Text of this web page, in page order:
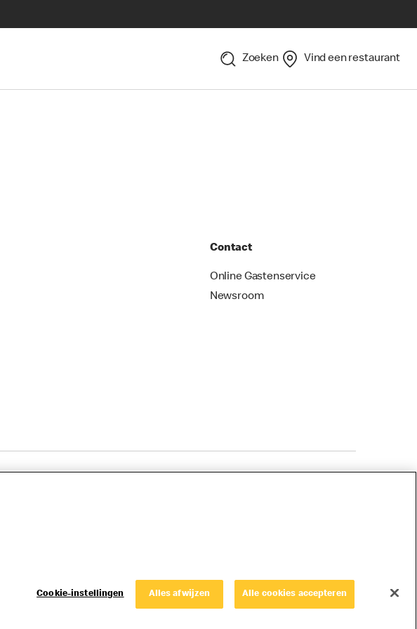
Zoeken Vind een restaurant
Contact
Online Gastenservice
Newsroom
Cookie-instellingen Alles afwijzen Alle cookies accepteren